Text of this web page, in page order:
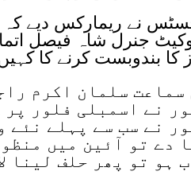
نے ریمارکس دیے کہ
جنرل شاہ فیصل
کا بندوبست کرنے کا
سماعت سلمان اکرم
نے اسمبلی فلور
نے سب سے پہلے نئے
دے تو آئین میں
ہو تو پھر حلف لینا